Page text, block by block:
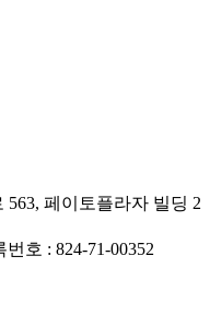
페이토플라자 빌딩 2
호 : 824-71-00352